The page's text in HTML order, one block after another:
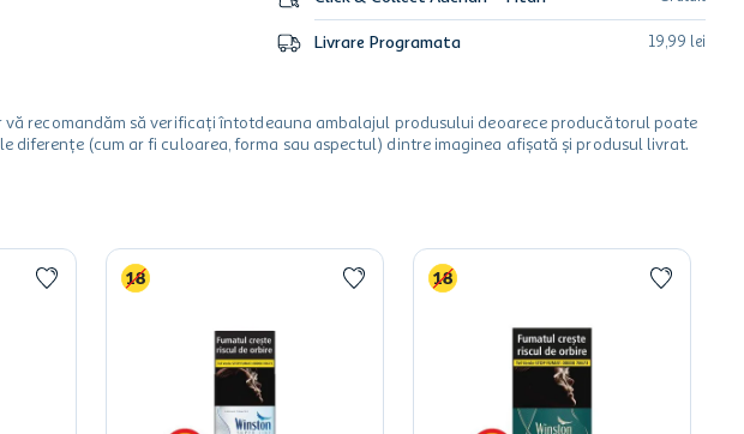
Livrare Programata 19,99 lei
recomandăm să verificați întotdeauna ambalajul produsului deoarece producătorul poate
(cum ar fi culoarea, forma sau aspectul) dintre imaginea afișată și produsul livrat.